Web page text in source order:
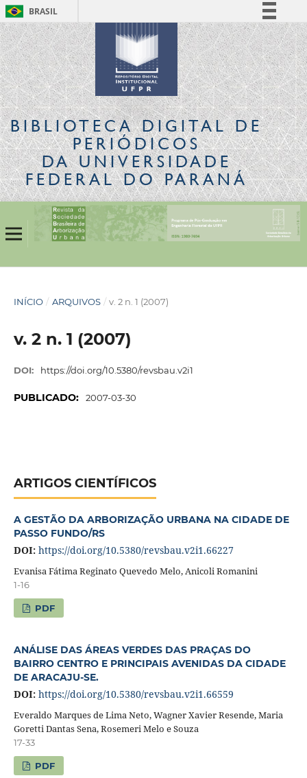
BRASIL
Simplifique!
Comunica BR
Participe
Acesso à informação
Legislação
Canais
BIBLIOTECA DIGITALDE
PERIÓDICOS
DA UNIVERSIDADE
FEDERAL DO PARANÁ
INÍCIO / ARQUIVOS / v. 2 n. 1 (2007)
v. 2 n. 1 (2007)
DOI: https://doi.org/10.5380/revsbau.v2i1
PUBLICADO: 2007-03-30
ARTIGOS CIENTÍFICOS
A GESTÃO DA ARBORIZAÇÃO URBANA NA CIDADE DE
PASSO FUNDO/RS
DOI: https://doi.org/10.5380/revsbau.v2i1.66227
Evanisa Fátima Reginato Quevedo Melo, Anicoli Romanini
1-16
PDF
ANÁLISE DAS ÁREAS VERDES DAS PRAÇAS DO
BAIRRO CENTRO E PRINCIPAIS AVENIDAS DA CIDADE
DE ARACAJU-SE.
DOI: https://doi.org/10.5380/revsbau.v2i1.66559
Everaldo Marques de Lima Neto, Wagner Xavier Resende, Maria
Goretti Dantas Sena, Rosemeri Melo e Souza
17-33
PDF